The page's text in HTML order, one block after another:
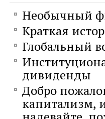
Необычный
Краткая
Глобальный
дивиденды
Добро
капитализм,